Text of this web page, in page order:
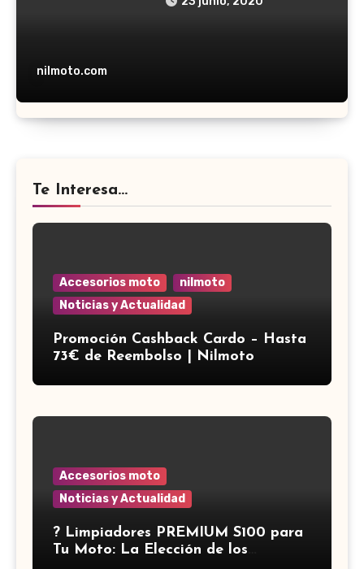
nilmoto.com
Te Interesa...
Accesorios moto
nilmoto
Noticias y Actualidad
Promoción Cashback Cardo – Hasta
73€ de Reembolso | Nilmoto
Accesorios moto
Noticias y Actualidad
?️ Limpiadores PREMIUM S100 para
Tu Moto: La Elección de los